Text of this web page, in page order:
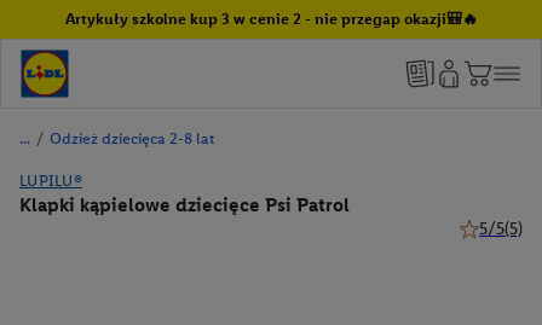
Artykuły szkolne kup 3 w cenie 2 - nie przegap okazji🎒🔥
/ Odzież dziecięca 2-8 lat
LUPILU®
Klapki kąpielowe dziecięce Psi Patrol
5/5(5)